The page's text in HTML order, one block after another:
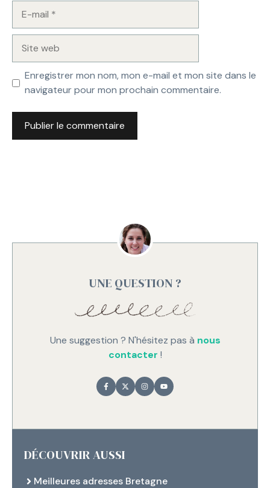
mail
web
Enregistrer mon nom, mon e-mail et mon site dans le
navigateur pour mon prochain commentaire.
UNE QUESTION ?
Une suggestion ? N'hésitez pas à nous
contacter !
DÉCOUVRIR AUSSI
Meilleures adresses Bretagne